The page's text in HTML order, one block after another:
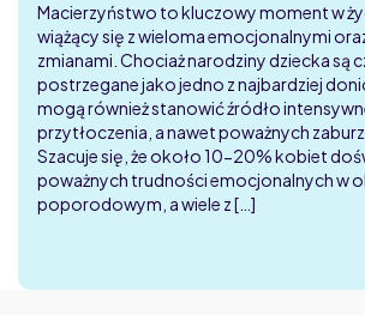
Macierzyństwo to kluczowy moment w
wiążący się z wieloma emocjonalnymi
zmianami. Chociaż narodziny dziecka są
postrzegane jako jedno z najbardziej
mogą również stanowić źródło
przytłoczenia, a nawet poważnych
Szacuje się, że około 10-20% kobiet
poważnych trudności emocjonalnych w
poporodowym, a wiele z […]